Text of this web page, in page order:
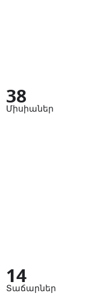
38
Միսիաներ
14
Տաճարներ